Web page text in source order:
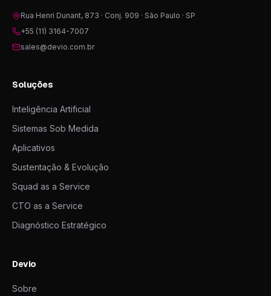
Rua Henri Dunant, 873 · Conj. 909 · São Paulo · SP
+55 (11) 3164-7007
sales@devio.com.br
Soluções
Inteligência Artificial
Sistemas Sob Medida
Aplicativos
Sustentação & Evolução
Squad as a Service
CTO as a Service
Diagnóstico Estratégico
Devio
Sobre